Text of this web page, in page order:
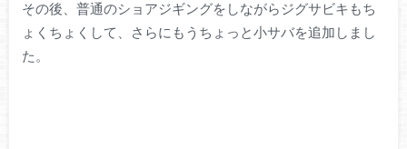
その後、普通のショアジギングをしながらジグサビキもち
ょくちょくして、さらにもうちょっと小サバを追加しまし
た。